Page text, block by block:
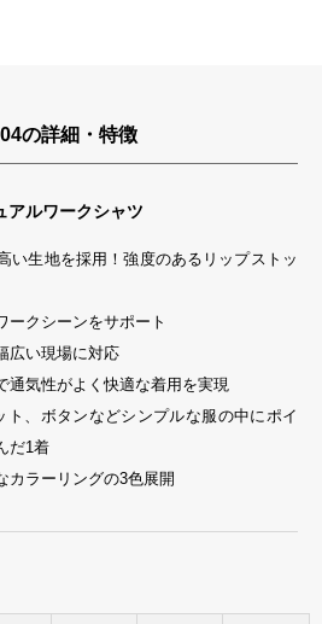
の詳細・特徴
アルワークシャツ
い生地を採用！強度のあるリップストッ
ークシーンをサポート
広い現場に対応
通気性がよく快適な着用を実現
ト、ボタンなどシンプルな服の中にポイ
だ1着
カラーリングの3色展開